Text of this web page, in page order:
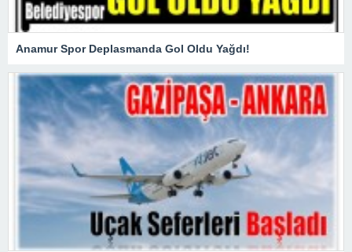
Anamur Spor Deplasmanda Gol Oldu Yağdı!